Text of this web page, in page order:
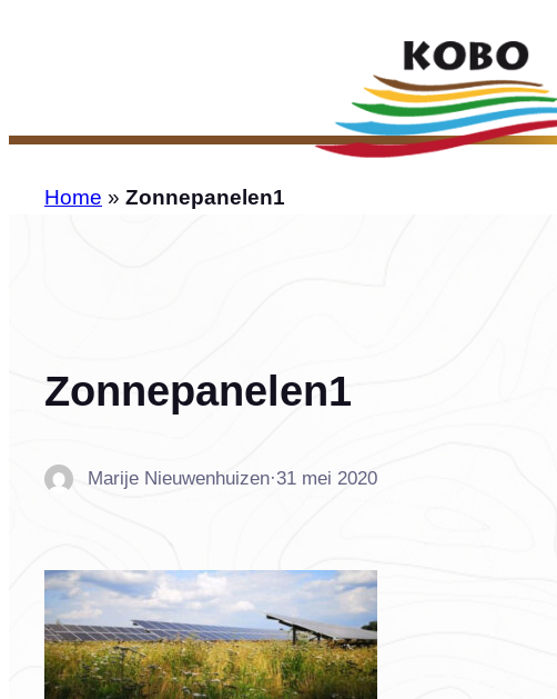
Home » Zonnepanelen1
Zonnepanelen1
Marije Nieuwenhuizen·31 mei 2020